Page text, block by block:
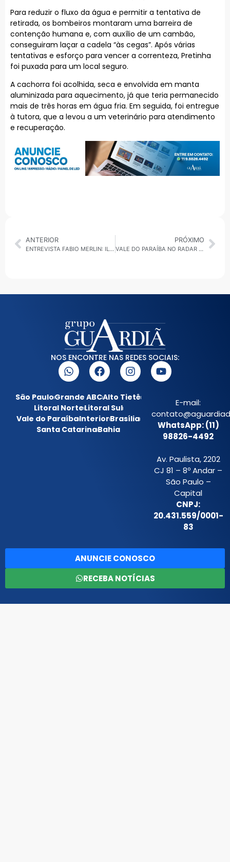
Para reduzir o fluxo da água e permitir a tentativa de
retirada, os bombeiros montaram uma barreira de
contenção humana e, com auxílio de um cambão,
conseguiram laçar a cadela “às cegas”. Após várias
tentativas e esforço para vencer a correnteza, Pretinha
foi puxada para um local seguro.
A cachorra foi acolhida, seca e envolvida em manta
aluminizada para aquecimento, já que teria permanecido
mais de três horas em água fria. Em seguida, foi entregue
à tutora, que a levou a um veterinário para atendimento
e recuperação.
ANTERIOR
ENTREVISTA FABIO MERLIN: ILHABELA MUNICIPALIZA ENSINO MÉDIO EM COMUNIDADES TRADICIONAIS E ADOTA MODELO CÍVICO-MUNICIPAL
PRÓXIMO
VALE DO PARAÍBA NO RADAR ELEITORAL
NOS ENCONTRE NAS REDES SOCIAIS:
São PauloGrande ABCAlto Tietê
Litoral NorteLitoral Sul
Vale do ParaíbaInteriorBrasília
Santa CatarinaBahia
E-mail:
WhatsApp: (11)
98826-4492
Av. Paulista, 2202
CJ 81 – 8º Andar –
São Paulo –
Capital
CNPJ:
20.431.559/0001-
83
ANUNCIE CONOSCO
RECEBA NOTÍCIAS